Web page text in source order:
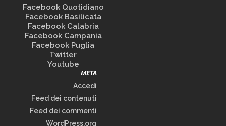
Facebook Quotidiano
Facebook Basilicata
Facebook Calabria
Facebook Campania
Facebook Puglia
Twitter
Youtube
META
Accedi
Feed dei contenuti
Feed dei commenti
WordPress.org